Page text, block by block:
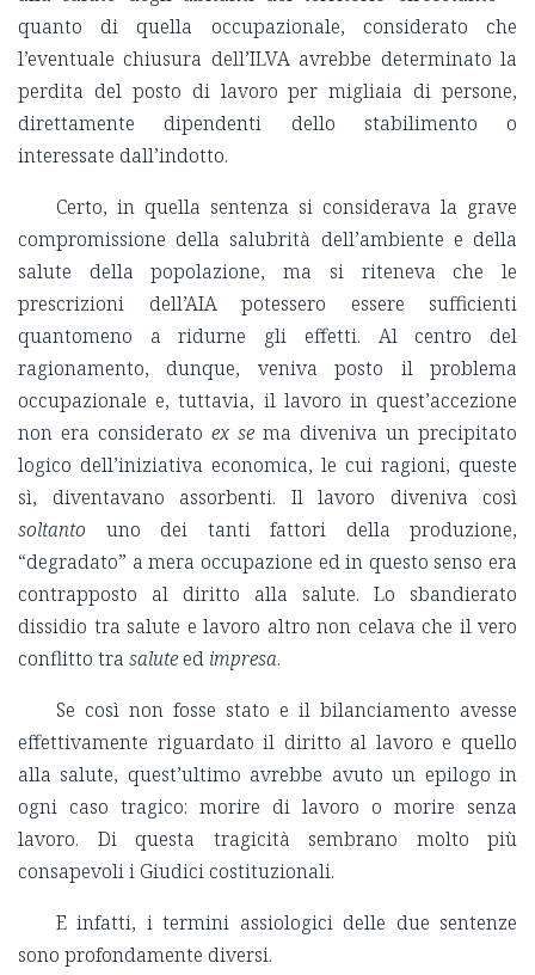
quanto di quella occupazionale, considerato che
l’eventuale chiusura dell’ILVA avrebbe determinato la
perdita del posto di lavoro per migliaia di persone,
direttamente dipendenti dello stabilimento o
interessate dall’indotto.
Certo, in quella sentenza si considerava la grave
compromissione della salubrità dell’ambiente e della
salute della popolazione, ma si riteneva che le
prescrizioni dell’AIA potessero essere sufficienti
quantomeno a ridurne gli effetti. Al centro del
ragionamento, dunque, veniva posto il problema
occupazionale e, tuttavia, il lavoro in quest’accezione
non era considerato ex se ma diveniva un precipitato
logico dell’iniziativa economica, le cui ragioni, queste
sì, diventavano assorbenti. Il lavoro diveniva così
soltanto uno dei tanti fattori della produzione,
“degradato” a mera occupazione ed in questo senso era
contrapposto al diritto alla salute. Lo sbandierato
dissidio tra salute e lavoro altro non celava che il vero
conflitto tra salute ed impresa.
Se così non fosse stato e il bilanciamento avesse
effettivamente riguardato il diritto al lavoro e quello
alla salute, quest’ultimo avrebbe avuto un epilogo in
ogni caso tragico: morire di lavoro o morire senza
lavoro. Di questa tragicità sembrano molto più
consapevoli i Giudici costituzionali.
E infatti, i termini assiologici delle due sentenze
sono profondamente diversi.